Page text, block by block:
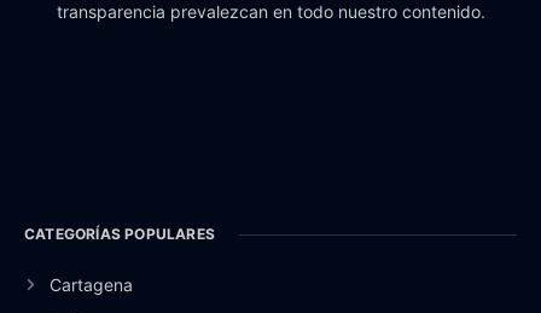
transparencia prevalezcan en todo nuestro contenido.
CATEGORÍAS POPULARES
Cartagena